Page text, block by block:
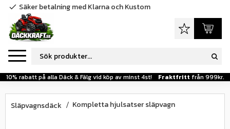
Meny
10% rabatt på alla Däck & Fälg vid köp av minst 4st! Fraktfritt från 999kr.
check Säker betalning med Klarna och Kustom
Favoriter
Släpvagnsdäck Kompletta hjulsatser släpvagn